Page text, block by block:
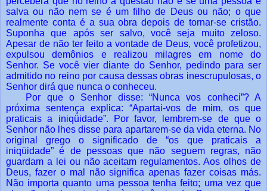
salva ou não nem se é um filho de Deus ou não; o que
realmente conta é a sua obra depois de tornar-se cristão.
Suponha que após ser salvo, você seja muito zeloso.
Apesar de não ter feito a vontade de Deus, você profetizou,
expulsou demônios e realizou milagres em nome do
Senhor. Se você vier diante do Senhor, pedindo para ser
admitido no reino por causa dessas obras inescrupulosas, o
Senhor dirá que nunca o conheceu.
Por que o Senhor disse: “Nunca vos conheci”? A
próxima sentença explica: “Apartai-vos de mim, os que
praticais a iniqüidade”. Por favor, lembrem-se de que o
Senhor não lhes disse para apartarem-se da vida eterna. No
original grego o significado de “os que praticais a
iniqüidade” é de pessoas que não seguem regras, não
guardam a lei ou não aceitam regulamentos. Aos olhos de
Deus, fazer o mal não significa apenas fazer coisas más.
Não importa quanto uma pessoa tenha feito; uma vez que